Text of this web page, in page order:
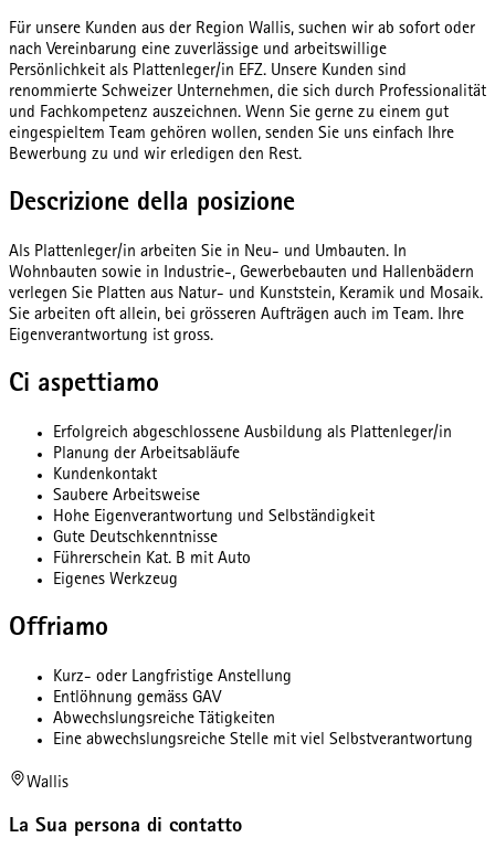
Für unsere Kunden aus der Region Wallis, suchen wir ab sofort oder
nach Vereinbarung eine zuverlässige und arbeitswillige
Persönlichkeit als Plattenleger/in EFZ. Unsere Kunden sind
renommierte Schweizer Unternehmen, die sich durch Professionalität
und Fachkompetenz auszeichnen. Wenn Sie gerne zu einem gut
eingespieltem Team gehören wollen, senden Sie uns einfach Ihre
Bewerbung zu und wir erledigen den Rest.
Descrizione della posizione
Als Plattenleger/in arbeiten Sie in Neu- und Umbauten. In
Wohnbauten sowie in Industrie-, Gewerbebauten und Hallenbädern
verlegen Sie Platten aus Natur- und Kunststein, Keramik und Mosaik.
Sie arbeiten oft allein, bei grösseren Aufträgen auch im Team. Ihre
Eigenverantwortung ist gross.
Ci aspettiamo
Erfolgreich abgeschlossene Ausbildung als Plattenleger/in
Planung der Arbeitsabläufe
Kundenkontakt
Saubere Arbeitsweise
Hohe Eigenverantwortung und Selbständigkeit
Gute Deutschkenntnisse
Führerschein Kat. B mit Auto
Eigenes Werkzeug
Offriamo
Kurz- oder Langfristige Anstellung
Entlöhnung gemäss GAV
Abwechslungsreiche Tätigkeiten
Eine abwechslungsreiche Stelle mit viel Selbstverantwortung
Wallis
La Sua persona di contatto